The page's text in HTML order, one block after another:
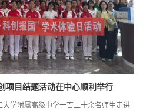
项目结题活动在中心顺利举行
学附属高级中学一百二十余名师生走进